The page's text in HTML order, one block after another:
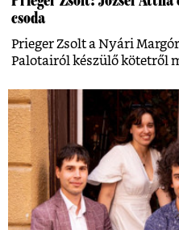
csoda
Prieger Zsolt a Nyári
Palotairól készülő kötetről